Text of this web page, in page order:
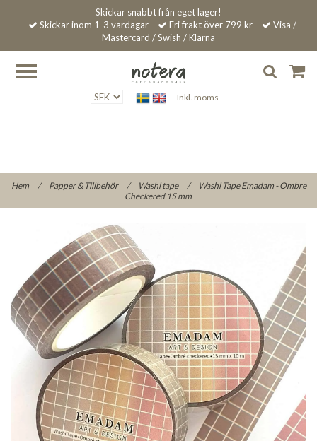
Skickar snabbt från eget lager!
Skickar inom 1-3 vardagar
Fri frakt över 799 kr
Visa /
Mastercard / Swish / Klarna
Inkl. moms
Hem / Papper & Tillbehör / Washi tape /
Washi Tape Emadam - Ombre
Checkered 15 mm